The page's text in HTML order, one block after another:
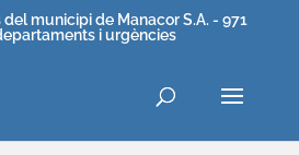
municipi de Manacor S.A. - 971
i urgències